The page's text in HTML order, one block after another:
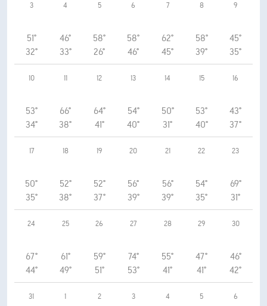
3
51°
32°
4
46°
33°
5
58°
26°
6
58°
46°
7
62°
45°
8
58°
39°
9
45°
35°
10
53°
34°
11
66°
38°
12
64°
41°
13
54°
40°
14
50°
31°
15
53°
40°
16
43°
37°
17
50°
35°
18
52°
38°
19
52°
37°
20
56°
39°
21
56°
39°
22
54°
35°
23
69°
31°
24
67°
44°
25
61°
49°
26
59°
51°
27
74°
53°
28
55°
41°
29
47°
41°
30
46°
42°
31 1 2 3 4 5 6